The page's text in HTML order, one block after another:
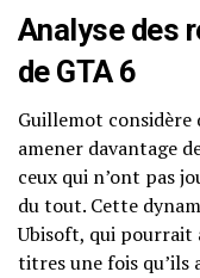
Analyse des
de GTA 6
Guillemot considère
amener davantage
ceux qui n’ont pas
du tout. Cette
Ubisoft, qui pourrait
titres une fois qu’ils